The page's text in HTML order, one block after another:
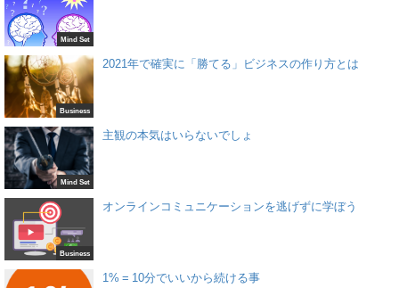
Mind Set
Business
2021年で確実に「勝てる」ビジネスの作り方とは
Mind Set
主観の本気はいらないでしょ
Business
オンラインコミュニケーションを逃げずに学ぼう
1% = 10分でいいから続ける事